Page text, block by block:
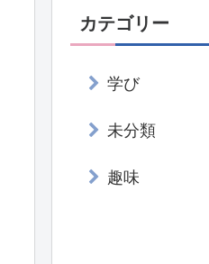
カテゴリー
学び
未分類
趣味